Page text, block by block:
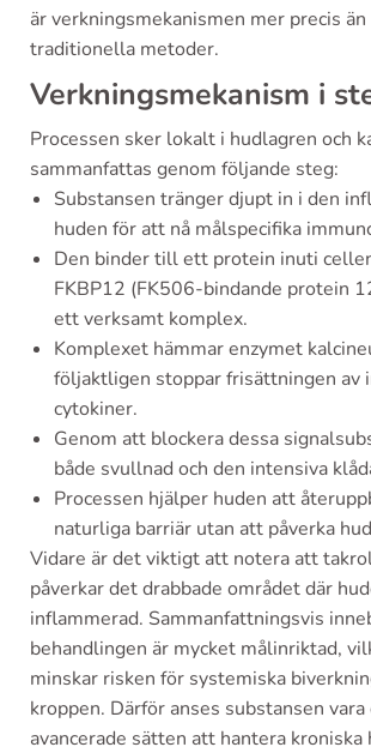
är verkningsmekanismen mer precis än
traditionella metoder.
Verkningsmekanism i
Processen sker lokalt i hudlagren och
sammanfattas genom följande steg:
Substansen tränger djupt in i den
huden för att nå målspecifika
Den binder till ett protein inuti
FKBP12 (FK506-bindande protein
ett verksamt komplex.
Komplexet hämmar enzymet
följaktligen stoppar frisättningen av
cytokiner.
Genom att blockera dessa
både svullnad och den intensiva
Processen hjälper huden att
naturliga barriär utan att påverka
Vidare är det viktigt att notera att
påverkar det drabbade området där
inflammerad. Sammanfattningsvis
behandlingen är mycket målinriktad,
minskar risken för systemiska
kroppen. Därför anses substansen
avancerade sätten att hantera kroniska